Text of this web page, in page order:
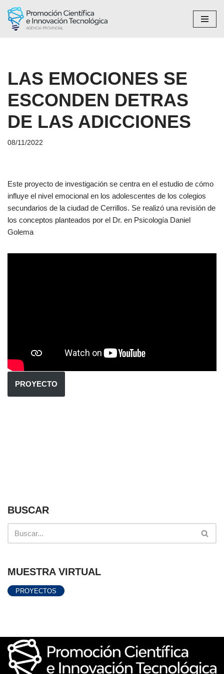
Saltar
LAS EMOCIONES SE
ESCONDEN DETRAS
DE LAS ADICCIONES
08/11/2022
Este proyecto de investigación se centra en el estudio de cómo
influye el nivel emocional en los adolescentes de los colegios
secundarios de la ciudad de Cerrillos. Se realizó una revisión de
los conceptos planteados por el Dr. en Psicología Daniel
Golema
PROYECTO
BUSCAR
MUESTRA VIRTUAL
PROYECTOS